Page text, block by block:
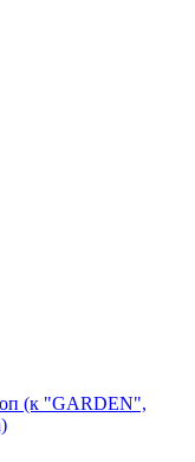
(к "GARDEN",